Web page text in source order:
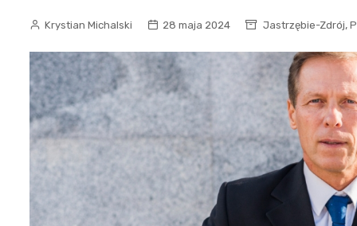
Krystian Michalski 28 maja 2024 Jastrzębie-Zdrój,